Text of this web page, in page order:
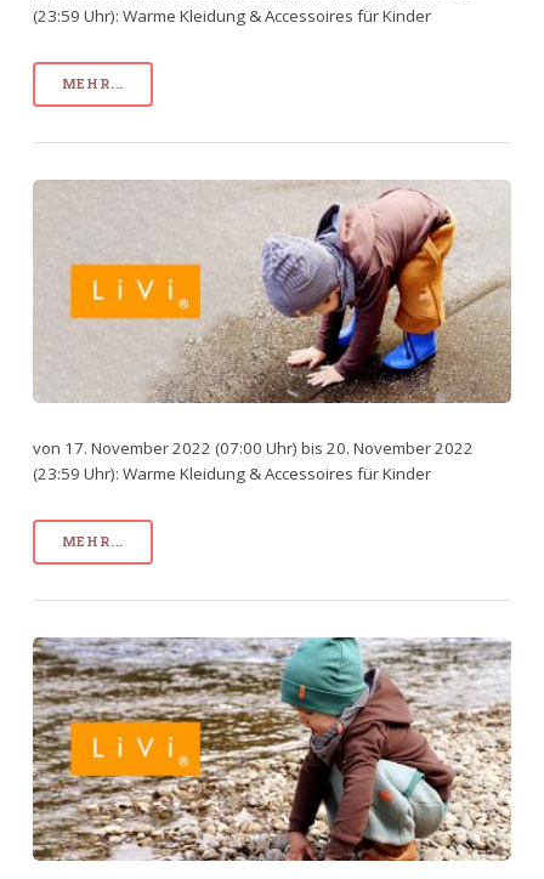
(23:59 Uhr): Warme Kleidung & Accessoires für Kinder
MEHR...
von 17. November 2022 (07:00 Uhr) bis 20. November 2022
(23:59 Uhr): Warme Kleidung & Accessoires für Kinder
MEHR...